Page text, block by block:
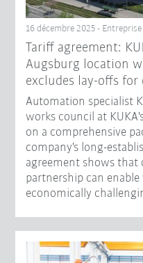
16 décembre 2025 - Entreprise
Tariff agreement:
Augsburg location
excludes lay-offs for
Automation specialist
works council at
on a comprehensive
company's long-
agreement shows that
partnership can
economically